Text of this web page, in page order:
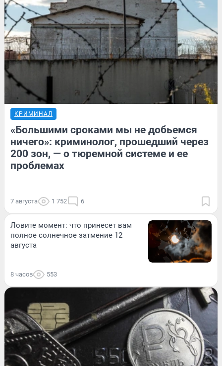
КРИМИНАЛ
«Большими сроками мы не добьемся
ничего»: криминолог, прошедший через
200 зон, — о тюремной системе и ее
проблемах
7 августа 1 752 6
Ловите момент: что принесет вам
полное солнечное затмение 12
августа
8 часов 553